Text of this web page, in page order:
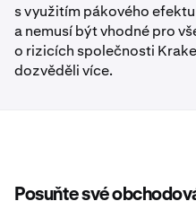
s využitím pákového
a nemusí být vhodné pro
o rizicích společnosti
dozvěděli více.
Posuňte své